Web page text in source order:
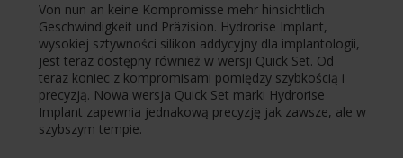
Von nun an keine Kompromisse mehr hinsichtlich
Geschwindigkeit und Präzision. Hydrorise Implant,
wysokiej sztywności silikon addycyjny dla implantologii,
jest teraz dostępny również w wersji Quick Set. Od
teraz koniec z kompromisami pomiędzy szybkością i
precyzją. Nowa wersja Quick Set marki Hydrorise
Implant zapewnia jednakową precyzję jak zawsze, ale w
szybszym tempie.